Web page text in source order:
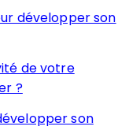
développer son
de votre
?
son